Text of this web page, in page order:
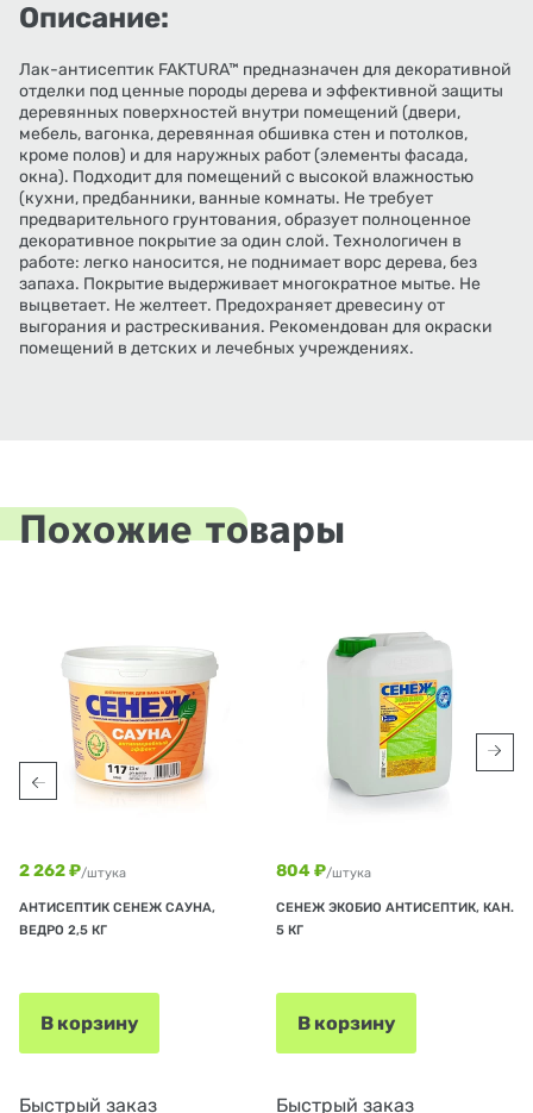
Описание:
Лак-антисептик FAKTURA™ предназначен для декоративной
отделки под ценные породы дерева и эффективной защиты
деревянных поверхностей внутри помещений (двери,
мебель, вагонка, деревянная обшивка стен и потолков,
кроме полов) и для наружных работ (элементы фасада,
окна). Подходит для помещений с высокой влажностью
(кухни, предбанники, ванные комнаты. Не требует
предварительного грунтования, образует полноценное
декоративное покрытие за один слой. Технологичен в
работе: легко наносится, не поднимает ворс дерева, без
запаха. Покрытие выдерживает многократное мытье. Не
выцветает. Не желтеет. Предохраняет древесину от
выгорания и растрескивания. Рекомендован для окраски
помещений в детских и лечебных учреждениях.
Похожие товары
2 262 ₽/штука
АНТИСЕПТИК СЕНЕЖ САУНА,
ВЕДРО 2,5 КГ
В корзину
Быстрый заказ
804 ₽/штука
СЕНЕЖ ЭКОБИО АНТИСЕПТИК, КАН.
5 КГ
В корзину
Быстрый заказ